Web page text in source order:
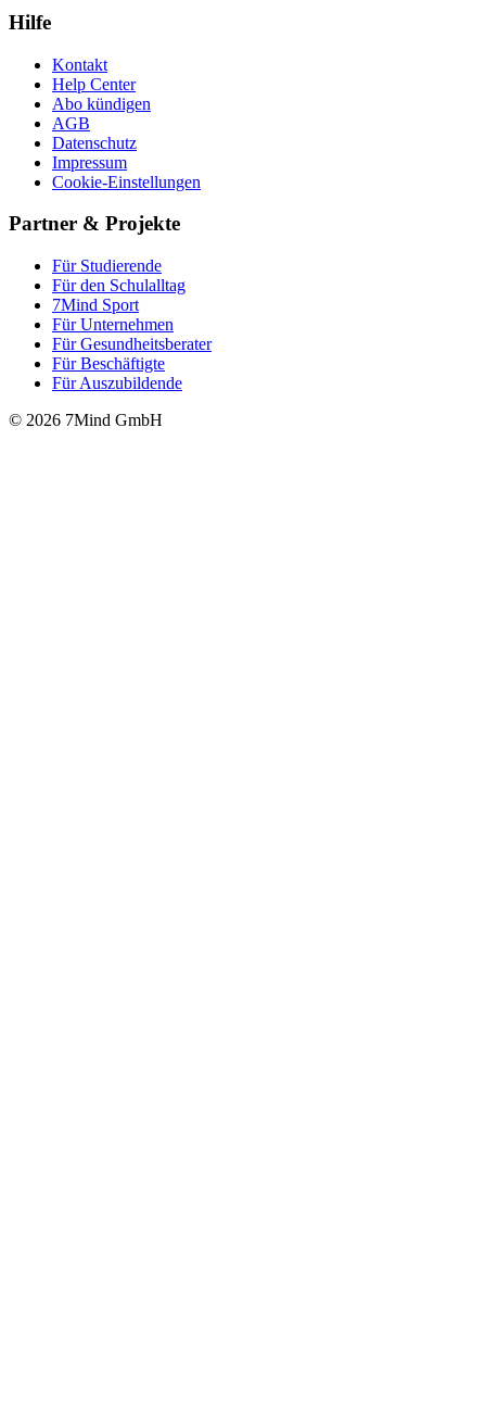
Hilfe
Kontakt
Help Center
Abo kündigen
AGB
Datenschutz
Impressum
Cookie-Einstellungen
Partner & Projekte
Für Stu­die­rende
Für den Schulalltag
7Mind Sport
Für Unter­neh­men
Für Gesund­heits­be­ra­ter
Für Beschäftigte
Für Auszubildende
© 2026 7Mind GmbH